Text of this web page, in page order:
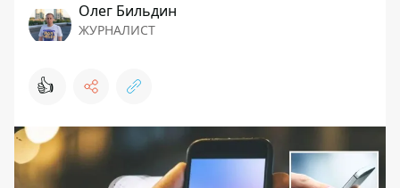
Олег Бильдин
ЖУРНАЛИСТ
👍